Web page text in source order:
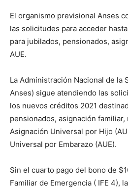
El organismo previsional Anses
las solicitudes para acceder
para jubilados, pensionados,
AUE.
La Administración Nacional de la
Anses) sigue atendiendo las
los nuevos créditos 2021
pensionados, asignación
Asignación Universal por Hijo
Universal por Embarazo (AUE).
Sin el cuarto pago del bono de
Familiar de Emergencia ( IFE 4),